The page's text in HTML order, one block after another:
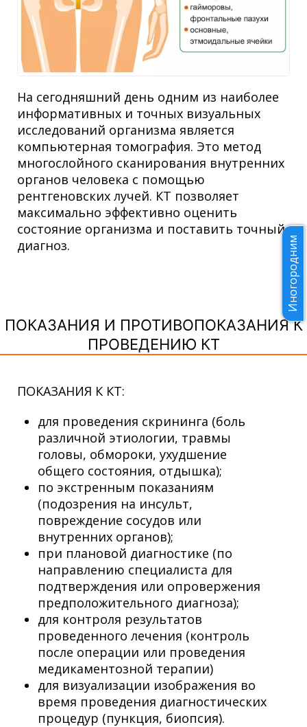
На сегодняшний день одним из наиболее
информативных и точных визуальных
исследований организма является
компьютерная томография. Это метод
многослойного сканирования внутренних
органов человека с помощью
рентгеновских лучей. КТ позволяет
максимально эффективно оценить
состояние организма и поставить точный
диагноз.
ПОКАЗАНИЯ И ПРОТИВОПОКАЗАНИЯ К
ПРОВЕДЕНИЮ КТ
ПОКАЗАНИЯ К КТ:
для проведения скрининга (боль
различной этиологии, травмы
головы, обмороки, ухудшение
общего состояния, отдышка);
по экстренным показаниям
(подозрения на инсульт,
повреждение сосудов или
внутренних органов);
при плановой диагностике (по
направлению специалиста для
подтверждения или опровержения
предположительного диагноза);
для контроля результатов
проведенного лечения (контроль
после операции или проведения
медикаментозной терапии)
для визуализации изображения во
время проведения диагностических
процедур (пункция, биопсия).
Иногородним